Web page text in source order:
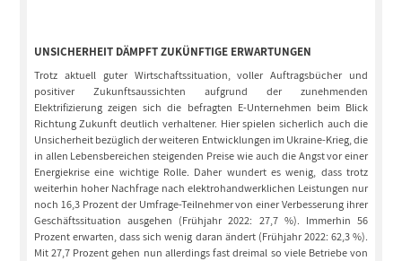
UNSICHERHEIT DÄMPFT ZUKÜNFTIGE ERWARTUNGEN
Trotz aktuell guter Wirtschaftssituation, voller Auftragsbücher und
positiver Zukunftsaussichten aufgrund der zunehmenden
Elektrifizierung zeigen sich die befragten E-Unternehmen beim Blick
Richtung Zukunft deutlich verhaltener. Hier spielen sicherlich auch die
Unsicherheit bezüglich der weiteren Entwicklungen im Ukraine-Krieg, die
in allen Lebensbereichen steigenden Preise wie auch die Angst vor einer
Energiekrise eine wichtige Rolle. Daher wundert es wenig, dass trotz
weiterhin hoher Nachfrage nach elektrohandwerklichen Leistungen nur
noch 16,3 Prozent der Umfrage-Teilnehmer von einer Verbesserung ihrer
Geschäftssituation ausgehen (Frühjahr 2022: 27,7 %). Immerhin 56
Prozent erwarten, dass sich wenig daran ändert (Frühjahr 2022: 62,3 %).
Mit 27,7 Prozent gehen nun allerdings fast dreimal so viele Betriebe von